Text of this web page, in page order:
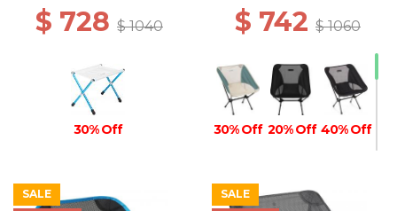
$ 728 $ 1040
30% Off
$ 742 $ 1060
30% Off 20% Off 40% Off
SALE
SALE